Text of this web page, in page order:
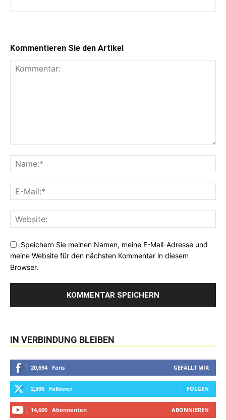
Kommentieren Sie den Artikel
Speichern Sie meinen Namen, meine E-Mail-Adresse und
meine Website für den nächsten Kommentar in diesem
Browser.
IN VERBINDUNG BLEIBEN
20,694 Fans GEFÄLLT MIR
2,506 Follower FOLGEN
14,600 Abonnenten ABONNIEREN